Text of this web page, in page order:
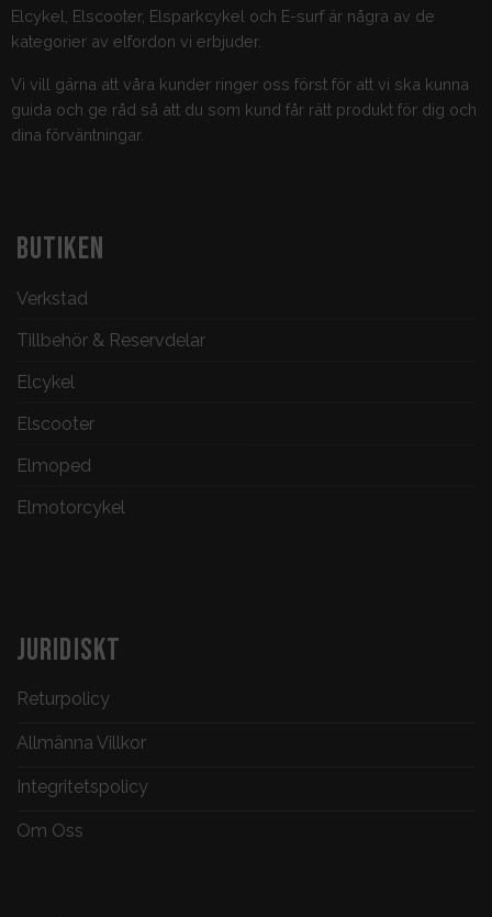
Elcykel, Elscooter, Elsparkcykel och E-surf är några av de
kategorier av elfordon vi erbjuder.
Vi vill gärna att våra kunder ringer oss först för att vi ska kunna
guida och ge råd så att du som kund får rätt produkt för dig och
dina förväntningar.
BUTIKEN
Verkstad
Tillbehör & Reservdelar
Elcykel
Elscooter
Elmoped
Elmotorcykel
JURIDISKT
Returpolicy
Allmänna Villkor
Integritetspolicy
Om Oss